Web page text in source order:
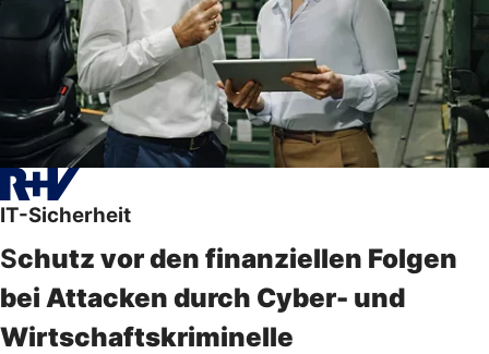
IT-Sicherheit
Schutz vor den finanziellen Folgen
bei Attacken durch Cyber- und
Wirtschaftskriminelle